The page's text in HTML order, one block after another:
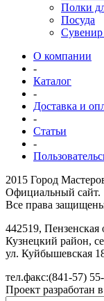
Полки
Посуда
О компании
-
Каталог
-
Доставка и
-
Статьи
-
2015 Город
Официальный сайт.
Все права
442519, Пензенская
Кузнецкий район,
ул. Куйбышевская
тел.факс:(841-57)
Проект разработан